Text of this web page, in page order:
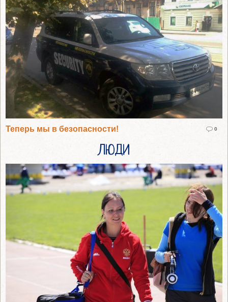
Теперь мы в безопасности! 0
ЛЮДИ